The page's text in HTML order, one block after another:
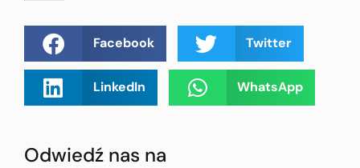
Facebook Twitter
LinkedIn WhatsApp
Odwiedź nas na